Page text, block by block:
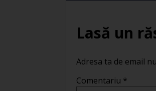
Lasă un
Adresa ta de email
Comentariu *